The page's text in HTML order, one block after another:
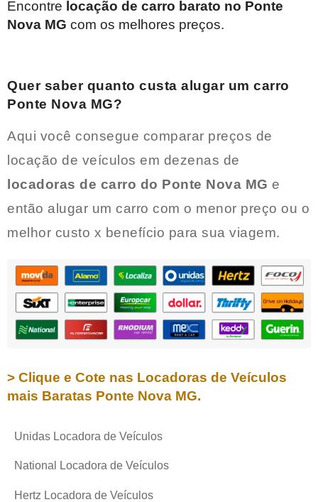
Encontre locação de carro barato no Ponte
Nova MG com os melhores preços.
Quer saber quanto custa alugar um carro
Ponte Nova MG?
Aqui você consegue comparar preços de
locação de veículos em dezenas de
locadoras de carro do Ponte Nova MG e
então alugar um carro com o menor preço ou o
melhor custo x benefício para sua viagem.
> Clique e Cote nas Locadoras de Veículos
mais Baratas Ponte Nova MG.
Unidas Locadora de Veículos
National Locadora de Veículos
Hertz Locadora de Veículos